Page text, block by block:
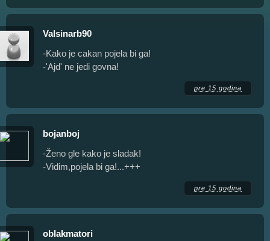
Valsinarb90
-Kako je cakan pojela bi ga!
-'Ajd' ne jedi govna!
pre 15 godina
bojanboj
-Ženo gle kako je sladak!
-Vidim,pojela bi ga!...+++
pre 15 godina
oblakmatori